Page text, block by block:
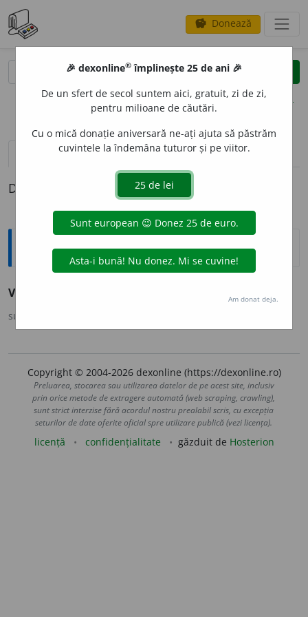
savings Donează
clear
opțiuni
definiții (1) pronunțievolume_up (1)
Definiția cu ID-ul 217909:
Sinonime
VIET
sursa:
Copyright © 2004-2026 dexonline (https://dexonline.ro)
Preluarea, stocarea sau utilizarea datelor de pe acest site, inclusiv
prin orice metode de extragere automată (web scraping, crawling),
sunt strict interzise fără acordul nostru prealabil scris, cu excepția
seturilor de date oferite oficial spre utilizare publică (vezi licența).
licență confidențialitate găzduit de Hosterion
🎉 dexonline® împlinește 25 de ani 🎉
De un sfert de secol suntem aici, gratuit, zi de zi,
pentru milioane de căutări.
Cu o mică donație aniversară ne-ați ajuta să păstrăm
cuvintele la îndemâna tuturor și pe viitor.
Am donat deja.